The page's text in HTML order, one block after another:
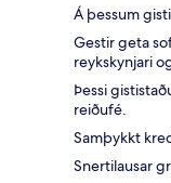
Á þessum
Gestir geta
reykskynjari
Þessi
reiðufé.
Samþykkt
Snertilausar